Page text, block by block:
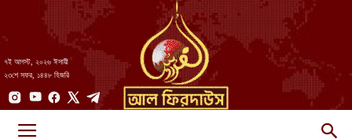
৭ই আগস্ট, ২০২৬ ঈসায়ী
২৩শে সফর, ১৪৪৮ হিজরি